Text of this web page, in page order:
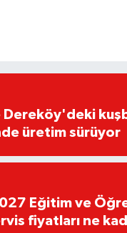
Dereköy'deki
üretim sürüyor
Eğitim ve
fiyatları ne